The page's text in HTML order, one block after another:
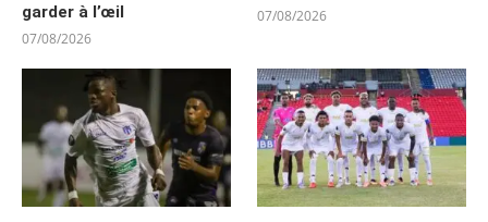
garder à l’œil
07/08/2026
07/08/2026